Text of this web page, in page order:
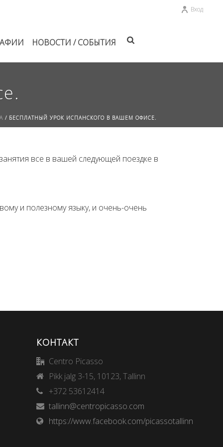
Вход
НОВОСТИ / СОБЫТИЯ
/ БЕСПЛАТНЫЙ УРОК ИСПАНСКОГО В ВАШЕМ ОФИСЕ.
все в вашей следующей поездке в
и полезному языку, и очень-очень
КОНТАКТ
Centro Picasso
Pikk jalg 3-15, 10123, Tallinn
+372 53612414
tallinn@centropicasso.com
https://www.facebook.com/picassotallinn